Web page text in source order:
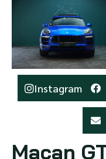
Instagram
Macan